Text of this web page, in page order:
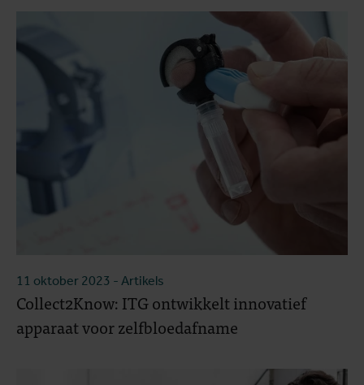
11 oktober 2023 - Artikels
Collect2Know: ITG ontwikkelt innovatief
apparaat voor zelfbloedafname